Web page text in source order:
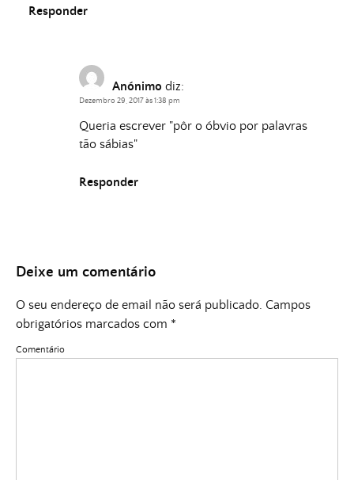
Responder
Anónimo diz:
Dezembro 29, 2017 às 1:38 pm
Queria escrever "pôr o óbvio por palavras
tão sábias"
Responder
Deixe um comentário
O seu endereço de email não será publicado. Campos
obrigatórios marcados com *
Comentário